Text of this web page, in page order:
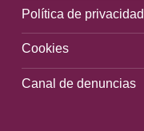
Política de privacidad
Cookies
Canal de denuncias